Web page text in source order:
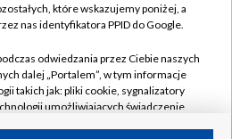
Pomoc
Kontakt
Kanały
które wskazujemy poniżej, a
nas identyfikatora PPID do Google.
odwiedzania przez Ciebie naszych
dalej „Portalem”, w tym informacje
takich jak: pliki cookie, sygnalizatory
umożliwiających świadczenie